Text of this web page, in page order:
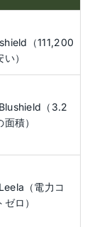
（111,200
）
（3.2
面積）
（電力コ
ゼロ）